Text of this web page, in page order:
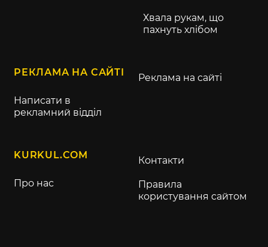
Хвала рукам, що
пахнуть хлібом
РЕКЛАМА НА САЙТІ
Написати в
рекламний відділ
Реклама на сайті
KURKUL.COM
Про нас
Контакти
Правила
користування сайтом